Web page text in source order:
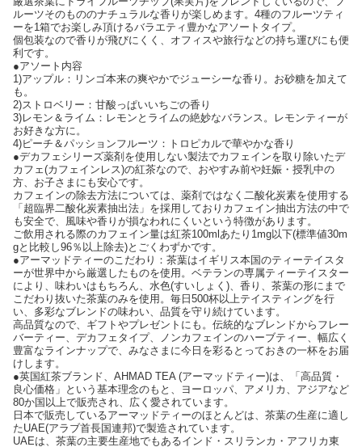
ルーツそのもののナチュラルな香りが楽しめます。4種のフルーツティ
ーを1箱でお楽しみ頂けるバラエティ豊かなアソートタイプ。
個包装なので香りが飛びにくく、オフィスや旅行などの持ち運びにも便
利です。
●アソート内容
1)アップル：リンゴ本来の爽やかでジューシーな香り。お砂糖を加えて
も。
2)ストロベリー：甘酸っぱいいちごの香り
3)レモン＆ライム：レモンとライムの絶妙なバランス。レモンティーが
お好きな方に。
4)ピーチ＆パッションフルーツ：トロピカルで華やかな香り
●デカフェシリーズ薬剤を使用しない製法でカフェインを取り除いたデ
カフェ(カフェインレス)の紅茶なので、おやすみ前や妊娠・授乳中の
方、お子さまにも安心です。
カフェインの除去方法については、薬剤ではなく二酸化炭素を使用する
「超臨界二酸化炭素抽出法」を採用しておりカフェイン抽出方法の中で
も安全で、風味や香りが損なわれにくいという特徴があります。
ご飲用される際のカフェイン量は紅茶100mlあたり1mg以下(標準値30m
gと比較し96％以上除去)とごくわずかです。
●アーマッドティーのこだわり：茶葉はイギリス本国のティーテイスタ
ーが世界中から厳選したものを使用。ベテランの専属ティーテイスター
により、味わいはもちろん、水色(すいしょく)、香り、茶葉の形にまで
こだわり抜いた茶葉のみを使用。毎日500杯以上テイスティングを行
い、多彩なブレンドの味わい、品質を守り続けています。
高品質なので、ギフトやプレゼントにも。伝統的なブレンドからフレー
バーティー、デカフェタイプ、ノンカフェインのハーブティー、幅広く
豊富なラインナップで、みなさまに今日を彩るとっておきの一杯をお届
けします。
●英国紅茶ブランド、AHMAD TEA (アーマッドティー)は、「高品質・
良心価格」という基本理念のもと、ヨーロッパ、アメリカ、アジアなど
80か国以上で販売され、広く愛されています。
日本で販売しているアーマッドティーのほとんどは、茶葉の生産に適し
たUAE(アラブ首長国連邦)で製造されています。
UAEは、茶葉の主要生産地でもあるインド・スリランカ・アフリカ東